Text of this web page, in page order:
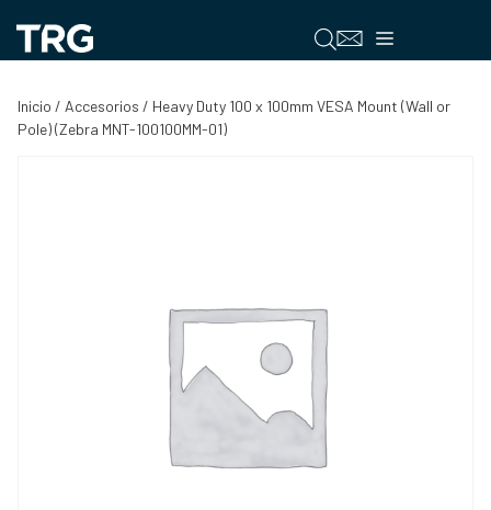
contenido
Menú
Inicio / Accesorios / Heavy Duty 100 x 100mm VESA Mount (Wall or
Pole) (Zebra MNT-100100MM-01)